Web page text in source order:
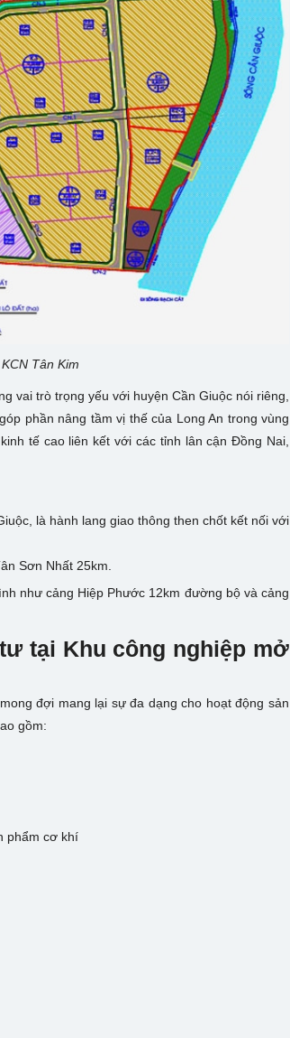
Tân Kim
vai trò trọng yếu với huyện Cần Giuộc nói riêng,
phần nâng tầm vị thế của Long An trong vùng
tế cao liên kết với các tỉnh lân cận Đồng Nai,
là hành lang giao thông then chốt kết nối với
Sơn Nhất 25km.
như cảng Hiệp Phước 12km đường bộ và cảng
tại Khu công nghiệp mở
đợi mang lại sự đa dạng cho hoạt động sản
gồm:
phẩm cơ khí